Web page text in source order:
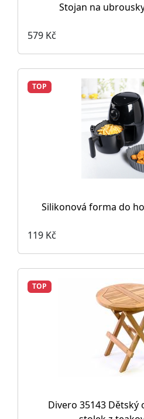
Stojan na
579 Kč
TOP
Silikonová forma do
119 Kč
TOP
Divero 35143 Dětský